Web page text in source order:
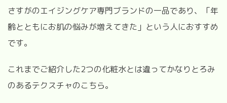
さすがのエイジングケア専門ブランドの一品であり、「年
齢とともにお肌の悩みが増えてきた」という人におすすめ
です。
これまでご紹介した2つの化粧水とは違ってかなりとろみ
のあるテクスチャのこちら。